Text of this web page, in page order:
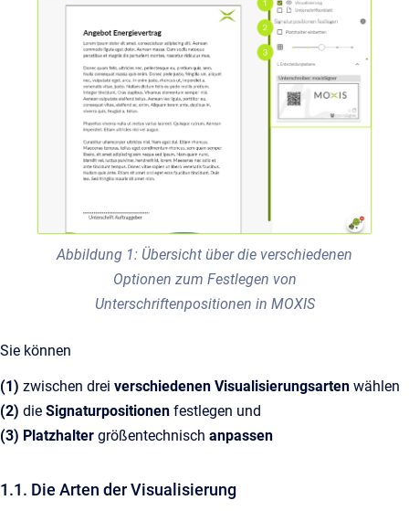
Abbildung 1: Übersicht über die verschiedenen
Optionen zum Festlegen von
Unterschriftenpositionen in MOXIS
Sie können
(1) zwischen drei verschiedenen Visualisierungsarten wählen
(2) die Signaturpositionen festlegen und
(3) Platzhalter größentechnisch anpassen
1.1. Die Arten der Visualisierung